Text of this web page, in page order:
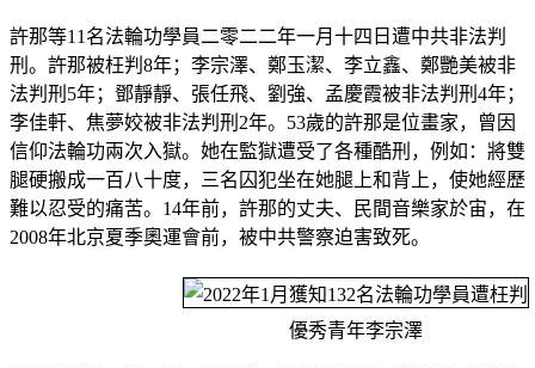
許那等11名法輪功學員二零二二年一月十四日遭中共非法判
刑。許那被枉判8年；李宗澤、鄭玉潔、李立鑫、鄭艷美被非
法判刑5年；鄧靜靜、張任飛、劉強、孟慶霞被非法判刑4年；
李佳軒、焦夢姣被非法判刑2年。53歲的許那是位畫家，曾因
信仰法輪功兩次入獄。她在監獄遭受了各種酷刑，例如：將雙
腿硬搬成一百八十度，三名囚犯坐在她腿上和背上，使她經歷
難以忍受的痛苦。14年前，許那的丈夫、民間音樂家於宙，在
2008年北京夏季奧運會前，被中共警察迫害致死。
優秀青年李宗澤